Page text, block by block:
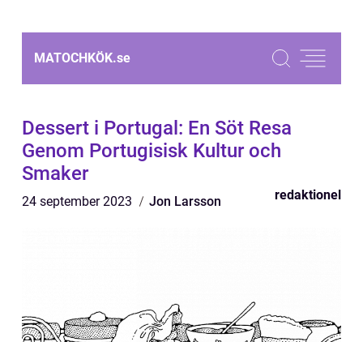
MATOCHKÖK.se
Dessert i Portugal: En Söt Resa
Genom Portugisisk Kultur och
Smaker
24 september 2023 Jon Larsson redaktionel